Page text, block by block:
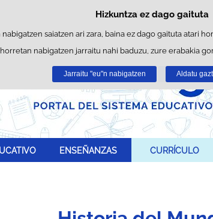
Cookie politika
erabiltzen ditu nabigazioa errazteko eta hirugarrenen
Informazio gehiago lor dezakezu gure "Cookie-ak"
Onartu Ukatu
Hizkuntza ez dago gaituta
saiatzen ari zara, baina ez dago gaituta atari
nabigatzen jarraitu nahi baduzu, zure erabakia
Jarraitu "eu"n nabigatzen Aldatu
Edukira salto
ENSEÑANZAS CURRÍCULO